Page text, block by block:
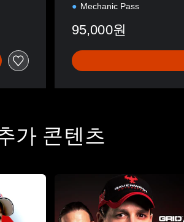
Mechanic Pass
95,000원
가 콘텐츠